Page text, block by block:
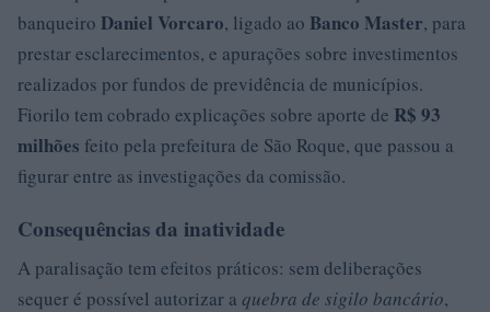
banqueiro Daniel Vorcaro, ligado ao Banco Master, para
prestar esclarecimentos, e apurações sobre investimentos
realizados por fundos de previdência de municípios.
Fiorilo tem cobrado explicações sobre aporte de R$ 93
milhões feito pela prefeitura de São Roque, que passou a
figurar entre as investigações da comissão.
Consequências da inatividade
A paralisação tem efeitos práticos: sem deliberações
sequer é possível autorizar a quebra de sigilo bancário,